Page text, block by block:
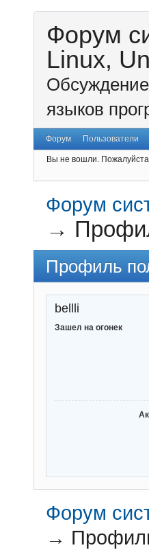
Форум
Linux,
языков
Форум Пользователи
Вы не вошли.
Форум
→
Профиль
bellli
Зашел на огонек
Форум
→